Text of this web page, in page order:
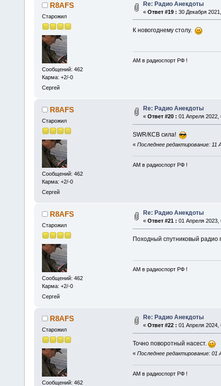
R8AFS
Старожил
Сообщений: 462
Карма: +2/-0
Сергей
Re: Радио Анекдоты
« Ответ #19 : 30 Декабря
К новогоднему столу.
АМ в радиоспорт РФ !
R8AFS
Старожил
Сообщений: 462
Карма: +2/-0
Сергей
Re: Радио Анекдоты
« Ответ #20 : 01 Апреля 2022,
SWR/КСВ сила!
« Последнее редактирование: 11
АМ в радиоспорт РФ !
R8AFS
Старожил
Сообщений: 462
Карма: +2/-0
Сергей
Re: Радио Анекдоты
« Ответ #21 : 01 Апреля 2023,
Походный спутниковый
АМ в радиоспорт РФ !
R8AFS
Старожил
Сообщений: 462
Re: Радио Анекдоты
« Ответ #22 : 01 Апреля 2024,
Точно поворотный насест.
« Последнее редактирование: 01
АМ в радиоспорт РФ !